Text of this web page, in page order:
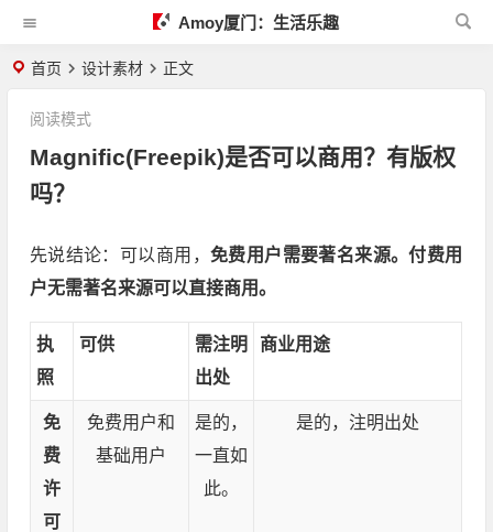
Amoy厦门：生活乐趣
首页 设计素材 正文
Magnific(Freepik)是否可以商用？有版权
吗？
阅读模式
先说结论：可以商用， 免费用户需要著名来源。付费用
户无需著名来源可以直接商用。
执
照
可供
需注明
出处
商业用途
免
费
许
可
免费用户和
基础用户
是的，
一直如
此。
是的，注明出处